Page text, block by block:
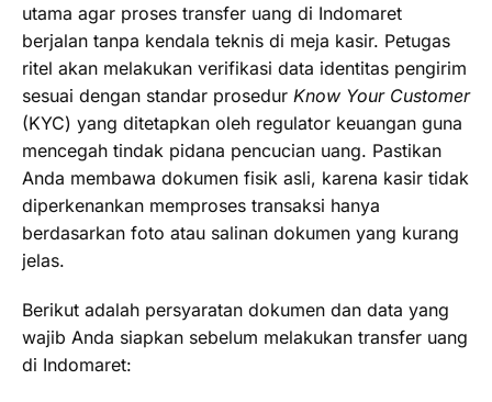
utama agar proses transfer uang di Indomaret
berjalan tanpa kendala teknis di meja kasir. Petugas
ritel akan melakukan verifikasi data identitas pengirim
sesuai dengan standar prosedur Know Your Customer
(KYC) yang ditetapkan oleh regulator keuangan guna
mencegah tindak pidana pencucian uang. Pastikan
Anda membawa dokumen fisik asli, karena kasir tidak
diperkenankan memproses transaksi hanya
berdasarkan foto atau salinan dokumen yang kurang
jelas.
Berikut adalah persyaratan dokumen dan data yang
wajib Anda siapkan sebelum melakukan transfer uang
di Indomaret: